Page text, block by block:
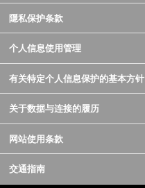
隱私保护条款
个人信息使用管理
有关特定个人信息保护的基本方针
关于数据与连接的履历
网站使用条款
交通指南